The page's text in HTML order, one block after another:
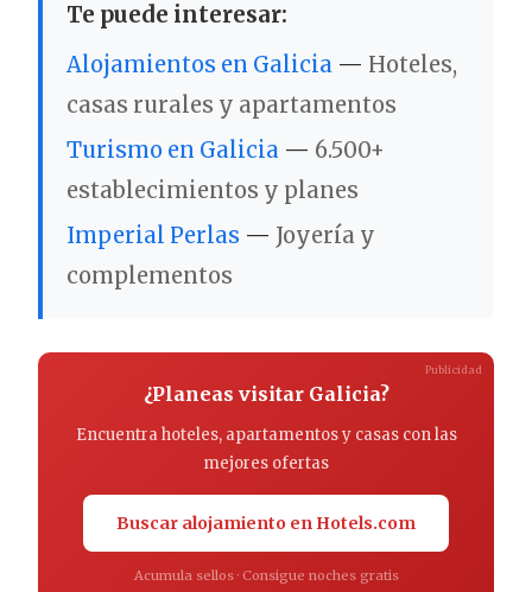
Te puede interesar:
Alojamientos en Galicia — Hoteles,
casas rurales y apartamentos
Turismo en Galicia — 6.500+
establecimientos y planes
Imperial Perlas — Joyería y
complementos
¿Planeas visitar Galicia?
Encuentra hoteles, apartamentos y casas con las
mejores ofertas
Buscar alojamiento en Hotels.com
Acumula sellos · Consigue noches gratis
Publicidad